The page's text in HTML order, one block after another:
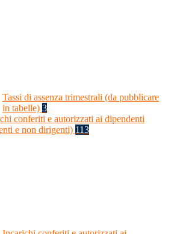
Tassi di assenza trimestrali (da pubblicare
in tabelle) 3
conferiti e autorizzati ai dipendenti
e non dirigenti) 113